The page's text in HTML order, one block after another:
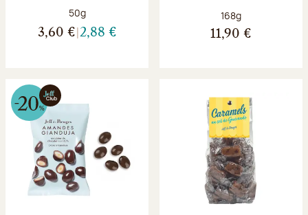
Poids net :
50g
3,60 € 2,88 €
Poids net :
168g
11,90 €